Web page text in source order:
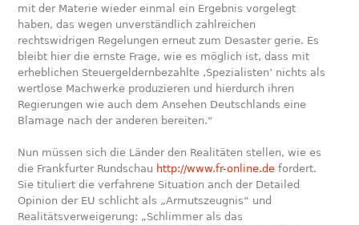
mit der Materie wieder einmal ein Ergebnis vorgelegt
haben, das wegen unverständlich zahlreichen
rechtswidrigen Regelungen erneut zum Desaster gerie. Es
bleibt hier die ernste Frage, wie es möglich ist, dass mit
erheblichen Steuergeldernbezahlte ‚Spezialisten’ nichts als
wertlose Machwerke produzieren und hierdurch ihren
Regierungen wie auch dem Ansehen Deutschlands eine
Blamage nach der anderen bereiten.“
Nun müssen sich die Länder den Realitäten stellen, wie es
die Frankfurter Rundschau http://www.fr-online.de fordert.
Sie tituliert die verfahrene Situation anch der Detailed
Opinion der EU schlicht als „Armutszeugnis“ und
Realitätsverweigerung: „Schlimmer als das